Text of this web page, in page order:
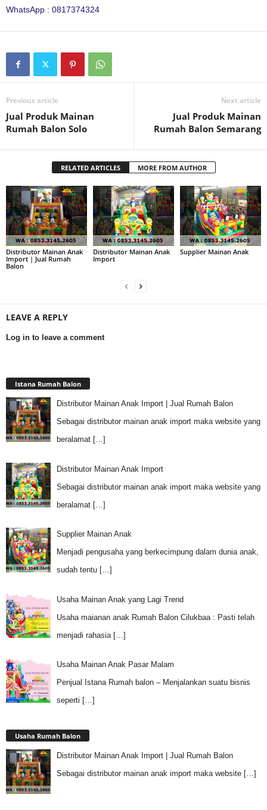
WhatsApp : 0817374324
Previous article
Jual Produk Mainan
Rumah Balon Solo
Next article
Jual Produk Mainan
Rumah Balon Semarang
RELATED ARTICLES MORE FROM AUTHOR
Distributor Mainan Anak
Import | Jual Rumah
Balon
Distributor Mainan Anak
Import
Supplier Mainan Anak
LEAVE A REPLY
Log in to leave a comment
Istana Rumah Balon
Distributor Mainan Anak Import | Jual Rumah Balon
Sebagai distributor mainan anak import maka website yang
beralamat […]
Distributor Mainan Anak Import
Sebagai distributor mainan anak import maka website yang
beralamat […]
Supplier Mainan Anak
Menjadi pengusaha yang berkecimpung dalam dunia anak,
sudah tentu […]
Usaha Mainan Anak yang Lagi Trend
Usaha maianan anak Rumah Balon Cilukbaa : Pasti telah
menjadi rahasia […]
Usaha Mainan Anak Pasar Malam
Penjual Istana Rumah balon – Menjalankan suatu bisnis
seperti […]
Usaha Rumah Balon
Distributor Mainan Anak Import | Jual Rumah Balon
Sebagai distributor mainan anak import maka website […]